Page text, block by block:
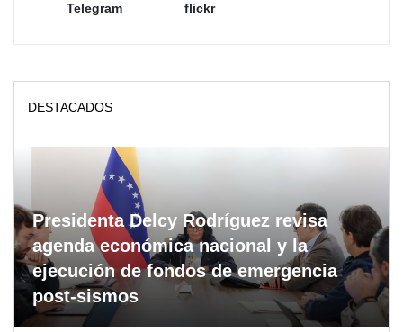
Telegram flickr
DESTACADOS
Presidenta Delcy Rodríguez revisa
agenda económica nacional y la
ejecución de fondos de emergencia
post-sismos